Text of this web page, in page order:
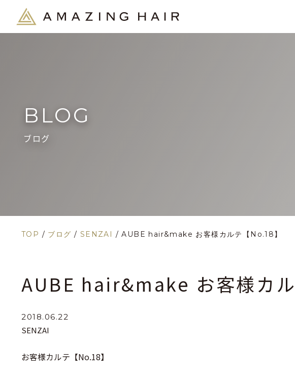
BLOG
ブログ
TOP / ブログ / SENZAI /AUBE hair&make お客様カルテ【No.18】
AUBE hair&make お客様カ
2018.06.22
SENZAI
お客様カルテ【No.18】